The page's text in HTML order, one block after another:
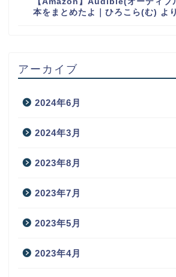
本をまとめたよ｜ひろこら(む) より
アーカイブ
2024年6月
2024年3月
2023年8月
2023年7月
2023年5月
2023年4月